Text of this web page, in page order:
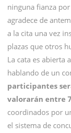
ninguna fianza
agradece de
a la cita una vez
plazas que otros
La cata es abierta
hablando de un
participantes
valorarán entre
coordinados por
el sistema de